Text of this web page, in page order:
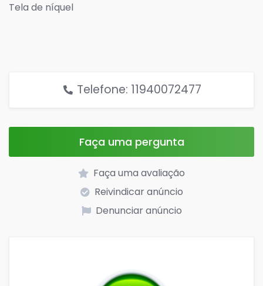
Tela de níquel
Telefone: 11940072477
Faça uma pergunta
Faça uma avaliação
Reivindicar anúncio
Denunciar anúncio